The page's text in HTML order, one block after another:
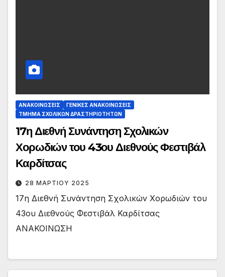
ΑΝΑΚΟΙΝΏΣΕΙΣ
ΓΕΝΙΚΈΣ ΑΝΑΚΟΙΝΏΣΕΙΣ
ΤΜΉΜΑ ΣΧΟΛΙΚΏΝ ΔΡΑΣΤΗΡΙΟΤΉΤΩΝ
17η Διεθνή Συνάντηση Σχολικών
Χορωδιών του 43ου Διεθνούς Φεστιβάλ
Καρδίτσας
28 ΜΑΡΤΊΟΥ 2025
17η Διεθνή Συνάντηση Σχολικών Χορωδιών του
43ου Διεθνούς Φεστιβάλ Καρδίτσας
ΑΝΑΚΟΙΝΩΣΗ